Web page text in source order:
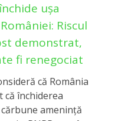
ușa
Riscul
demonstrat,
fi renegociat
că România
că închiderea
amenință